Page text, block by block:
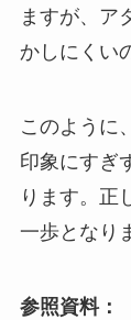
ますが、ア
かしにくい
このように
印象にすぎ
ります。​正
一歩となり
参照資料：